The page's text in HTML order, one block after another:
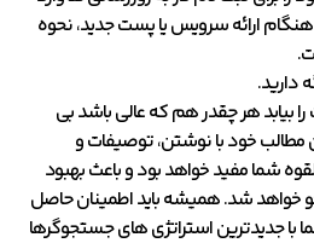
ارائه سرویس یا پست جدید، نحوه
دارید.
بیابد هر چقدر هم که عالی باشد بی
مطالب خود با نوشتن، توصیفات و
شما مفید خواهد بود و باعث بهبود
خواهد شد. همیشه باید اطمینان حاصل
جدیدترین استراتژی های جستجوگرها